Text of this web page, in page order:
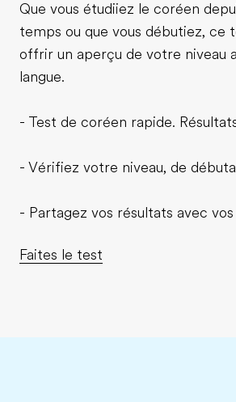
Que vous étudiiez le coréen
temps ou que vous débutiez, ce
offrir un aperçu de votre niveau
langue.
- Test de coréen rapide.
- Vérifiez votre niveau, de
- Partagez vos résultats avec vos
Faites le test